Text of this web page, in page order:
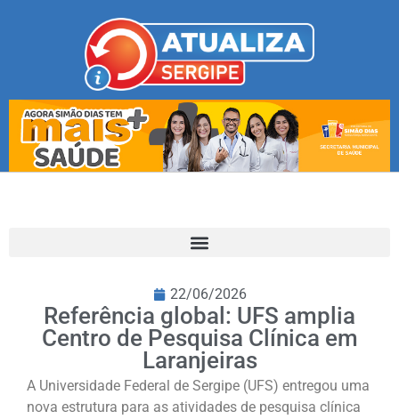
22/06/2026
Referência global: UFS amplia
Centro de Pesquisa Clínica em
Laranjeiras
A Universidade Federal de Sergipe (UFS) entregou uma
nova estrutura para as atividades de pesquisa clínica